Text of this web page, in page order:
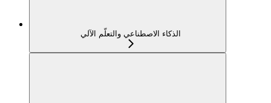
الذكاء الاصطناعي والتعلّم الآلي